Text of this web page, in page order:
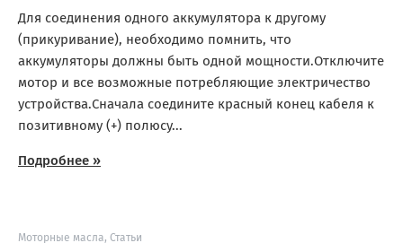
Для соединения одного аккумулятора к другому
(прикуривание), необходимо помнить, что
аккумуляторы должны быть одной мощности.Отключите
мотор и все возможные потребляющие электричество
устройства.Сначала соедините красный конец кабеля к
позитивному (+) полюсу...
Подробнее »
Моторные масла, Статьи